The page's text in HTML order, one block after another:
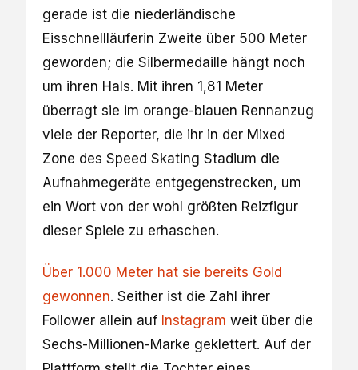
gerade ist die niederländische
Eisschnellläuferin Zweite über 500 Meter
geworden; die Silbermedaille hängt noch
um ihren Hals. Mit ihren 1,81 Meter
überragt sie im orange-blauen Rennanzug
viele der Reporter, die ihr in der Mixed
Zone des Speed Skating Stadium die
Aufnahmegeräte entgegenstrecken, um
ein Wort von der wohl größten Reizfigur
dieser Spiele zu erhaschen.
Über 1.000 Meter hat sie bereits Gold
gewonnen. Seither ist die Zahl ihrer
Follower allein auf Instagram weit über die
Sechs-Millionen-Marke geklettert. Auf der